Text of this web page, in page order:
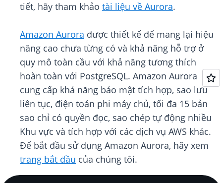
tiết, hãy tham khảo tài liệu về Aurora.
Amazon Aurora được thiết kế để mang lại hiệu
năng cao chưa từng có và khả năng hỗ trợ ở
quy mô toàn cầu với khả năng tương thích
hoàn toàn với PostgreSQL. Amazon Aurora
cung cấp khả năng bảo mật tích hợp, sao lưu
liên tục, điện toán phi máy chủ, tối đa 15 bản
sao chỉ có quyền đọc, sao chép tự động nhiều
Khu vực và tích hợp với các dịch vụ AWS khác.
Để bắt đầu sử dụng Amazon Aurora, hãy xem
trang bắt đầu của chúng tôi.